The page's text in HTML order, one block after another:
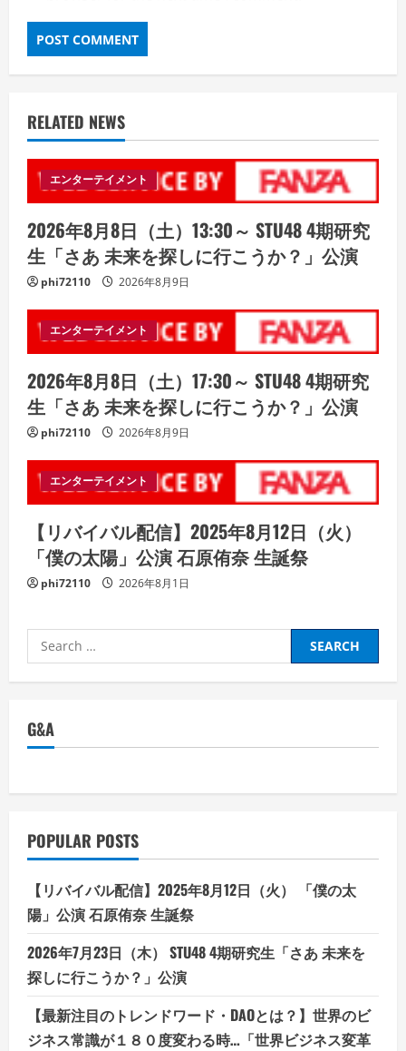
RELATED NEWS
エンターテイメント
2026年8月8日（土）13:30～ STU48 4期研究
生「さあ 未来を探しに行こうか？」公演
phi72110 2026年8月9日
エンターテイメント
2026年8月8日（土）17:30～ STU48 4期研究
生「さあ 未来を探しに行こうか？」公演
phi72110 2026年8月9日
エンターテイメント
【リバイバル配信】2025年8月12日（火）
「僕の太陽」公演 石原侑奈 生誕祭
phi72110 2026年8月1日
Search
for:
G&A
POPULAR POSTS
【リバイバル配信】2025年8月12日（火） 「僕の太
陽」公演 石原侑奈 生誕祭
2026年7月23日（木） STU48 4期研究生「さあ 未来を
探しに行こうか？」公演
【最新注目のトレンドワード・DAOとは？】世界のビ
ジネス常識が１８０度変わる時…「世界ビジネス変革